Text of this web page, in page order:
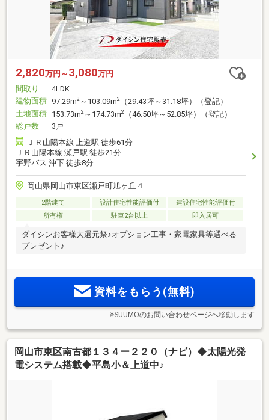
2,820万円～ 3,080万円
間取り
4LDK
建物面積 97.29m2 ～103.09m2
（29.43坪～31.18坪）（登記）
土地面積 153.73m2 ～174.73m2
（46.50坪～52.85坪）（登記）
総戸数
3戸
ＪＲ山陽本線 上道駅 徒歩61分
ＪＲ山陽本線 瀬戸駅 徒歩21分
宇野バス 沖下 徒歩8分
岡山県岡山市東区瀬戸町旭ヶ丘４
2階建て 設計住宅性能評価付
建設住宅性能評価付
所有権
駐車2台以上 即入居可
ダイシンお客様大還元祭♪オプション工事・家電家具等選べる
プレゼント♪
資料をもらう(無料)
※SUUMOのお問い合わせページへ移動します
岡山市東区南古都１３４ー２２０（ナビ）◆太陽光発
電システム搭載◆平島小＆上道中♪